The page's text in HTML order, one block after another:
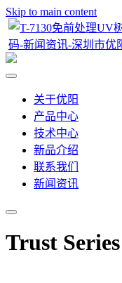
Skip to main content
关于优阳
产品中心
技术中心
新品介绍
联系我们
新闻资讯
Trust Series